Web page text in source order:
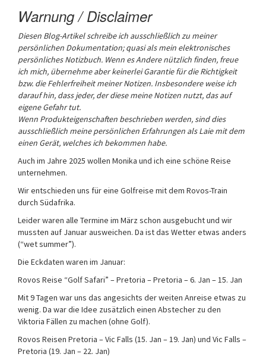
Warnung / Disclaimer
Diesen Blog-Artikel schreibe ich ausschließlich zu meiner
persönlichen Dokumentation; quasi als mein elektronisches
persönliches Notizbuch. Wenn es Andere nützlich finden, freue
ich mich, übernehme aber keinerlei Garantie für die Richtigkeit
bzw. die Fehlerfreiheit meiner Notizen. Insbesondere weise ich
darauf hin, dass jeder, der diese meine Notizen nutzt, das auf
eigene Gefahr tut.
Wenn Produkteigenschaften beschrieben werden, sind dies
ausschließlich meine persönlichen Erfahrungen als Laie mit dem
einen Gerät, welches ich bekommen habe.
Auch im Jahre 2025 wollen Monika und ich eine schöne Reise
unternehmen.
Wir entschieden uns für eine Golfreise mit dem Rovos-Train
durch Südafrika.
Leider waren alle Termine im März schon ausgebucht und wir
mussten auf Januar ausweichen. Da ist das Wetter etwas anders
(“wet summer”).
Die Eckdaten waren im Januar:
Rovos Reise “Golf Safari” – Pretoria – Pretoria – 6. Jan – 15. Jan
Mit 9 Tagen war uns das angesichts der weiten Anreise etwas zu
wenig. Da war die Idee zusätzlich einen Abstecher zu den
Viktoria Fällen zu machen (ohne Golf).
Rovos Reisen Pretoria – Vic Falls (15. Jan – 19. Jan) und Vic Falls –
Pretoria (19. Jan – 22. Jan)